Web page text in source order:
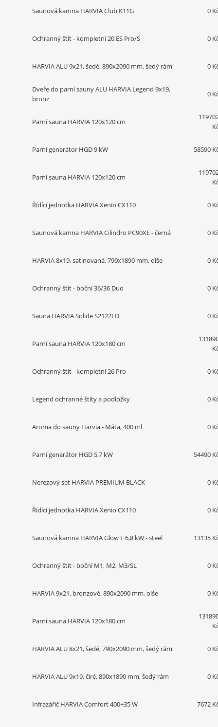
Saunová kamna HARVIA Club K11G 0
Ochranný štít - kompletní 20 ES Pro/S 0
HARVIA ALU 9x21, šedé, 890x2090 mm, šedý rám 0
Dveře do parní sauny ALU HARVIA Legend 9x19,
bronz
0
Parní sauna HARVIA 120x120 cm
Parní generátor HGD 9 kW 58590
Parní sauna HARVIA 120x120 cm
Řídící jednotka HARVIA Xenio CX110 0
Saunová kamna HARVIA Cilindro PC90XE - černá 0
HARVIA 8x19, satinovaná, 790x1890 mm, olše 0
Ochranný štít - boční 36/36 Duo 0
Sauna HARVIA Solide S2122LD 0
Parní sauna HARVIA 120x180 cm
Ochranný štít - kompletní 26 Pro 0
Legend ochranné štíty a podložky 0
Aroma do sauny Harvia - Máta, 400 ml 0
Parní generátor HGD 5,7 kW 54490
Nerezový set HARVIA PREMIUM BLACK 0
Řídící jednotka HARVIA Xenio CX110 0
Saunová kamna HARVIA Glow E 6,8 kW - steel 13135
Ochranný štít - boční M1, M2, M3/SL 0
HARVIA 9x21, bronzové, 890x2090 mm, olše 0
Parní sauna HARVIA 120x180 cm
HARVIA ALU 8x21, šedé, 790x2090 mm, šedý rám 0
HARVIA ALU 9x19, čiré, 890x1890 mm, šedý rám 0
Infrazářič HARVIA Comfort 400+35 W 7672